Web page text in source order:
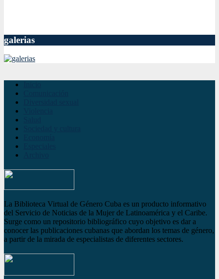
galerias
La Biblioteca Virtual de Género Cuba es un producto informativo
del Servicio de Noticias de la Mujer de Latinoamérica y el Caribe.
Surge como un repositorio bibliográfico cuyo objetivo es dar a
conocer las publicaciones cubanas que abordan los temas de género,
a partir de la mirada de especialistas de diferentes sectores.